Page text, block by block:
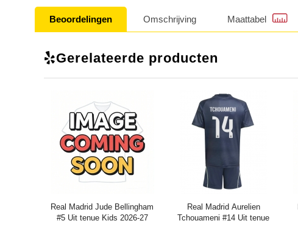
Beoordelingen Omschrijving Maattabel
Gerelateerde producten
Real Madrid Jude Bellingham
#5 Uit tenue Kids 2026-27
Real Madrid Aurelien
Tchouameni #14 Uit tenue